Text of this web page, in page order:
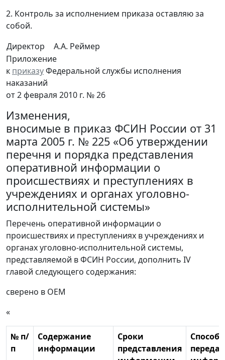
2. Контроль за исполнением приказа оставляю за
собой.
Директор
А.А. Реймер
Приложение
к приказуФедеральной службы исполнения
наказаний
от 2 февраля 2010 г. № 26
Изменения,
вносимые в приказ ФСИН России от 31
марта 2005 г. № 225 «Об утверждении
перечня и порядка представления
оперативной информации о
происшествиях и преступлениях в
учреждениях и органах уголовно-
исполнительной системы»
Перечень оперативной информации о
происшествиях и преступлениях в учреждениях и
органах уголовно-исполнительной системы,
представляемой в ФСИН России, дополнить IV
главой следующего содержания:
сверено в ОЕМ
«
№ п/
п
Содержание
информации
Сроки
представления
Способ